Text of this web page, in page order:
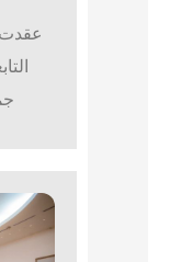
عقدت